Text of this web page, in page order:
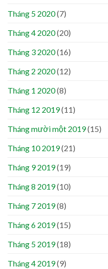
Tháng 5 2020(7)
Tháng 4 2020(20)
Tháng 3 2020(16)
Tháng 2 2020(12)
Tháng 1 2020(8)
Tháng 12 2019(11)
Tháng mười một 2019(15)
Tháng 10 2019(21)
Tháng 9 2019(19)
Tháng 8 2019(10)
Tháng 7 2019(8)
Tháng 6 2019(15)
Tháng 5 2019(18)
Tháng 4 2019(9)